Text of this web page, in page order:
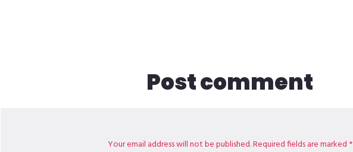
Post comment
Your email address will not be published. Required fields are marked *